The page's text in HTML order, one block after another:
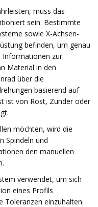
muss das
sein. Bestimmte
sowie X-Achsen-
befinden, um genau
Informationen zur
Material in den
über die
basierend auf
ist von Rost, Zunder oder
möchten, wird die
Spindeln und
den manuellen
verwendet, um sich
eines Profils
Toleranzen einzuhalten.